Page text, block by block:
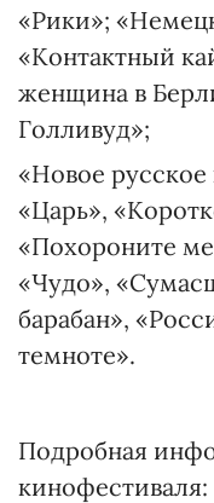
«Рики»;
«Контактный
женщина в
Голливуд»;
«Новое
«Царь»,
«Похороните
«Чудо»,
барабан»,
темноте».
Подробная
кинофестиваля: